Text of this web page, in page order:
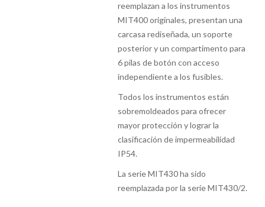
reemplazan a los instrumentos
MIT400 originales, presentan una
carcasa rediseñada, un soporte
posterior y un compartimento para
6 pilas de botón con acceso
independiente a los fusibles.
Todos los instrumentos están
sobremoldeados para ofrecer
mayor protección y lograr la
clasificación de impermeabilidad
IP54.
La serie MIT430 ha sido
reemplazada por la serie MIT430/2.